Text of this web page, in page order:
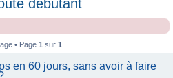
débutant
• Page 1 sur 1
en 60 jours, sans avoir à faire